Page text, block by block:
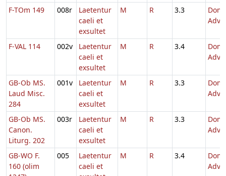
F-TOm 149
008r
Laetentur
caeli et
exsultet
M R 3.3
F-VAL 114 002v
Laetentur
caeli et
exsultet
M R 3.4
GB-Ob MS.
Laud Misc.
284
001v
Laetentur
caeli et
exsultet
M R 3.3
GB-Ob MS.
Canon.
Liturg. 202
003r
Laetentur
caeli et
exsultet
M R 3.3
GB-WO F.
160 (olim
005
Laetentur
caeli et
M R 3.4